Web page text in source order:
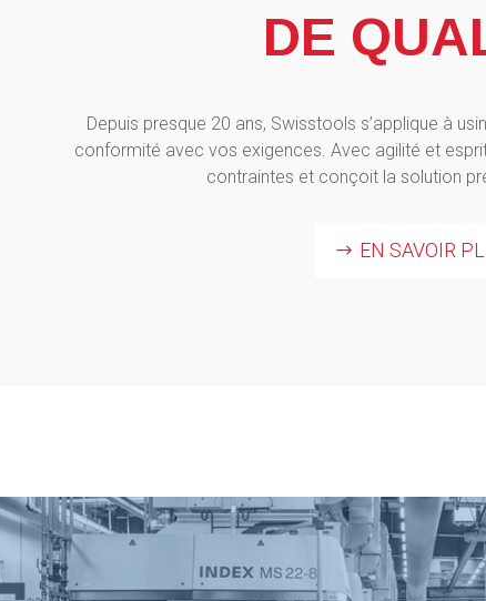
DE
Depuis presque 20 ans, Swisstools s’applique à
conformité avec vos exigences. Avec agilité et
contraintes et conçoit la solution
EN SAVOIR